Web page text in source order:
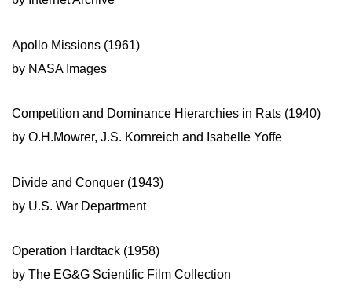
Apollo Missions (1961)
by NASA Images
Competition and Dominance Hierarchies in Rats (1940)
by O.H.Mowrer, J.S. Kornreich and Isabelle Yoffe
Divide and Conquer (1943)
by U.S. War Department
Operation Hardtack (1958)
by The EG&G Scientific Film Collection